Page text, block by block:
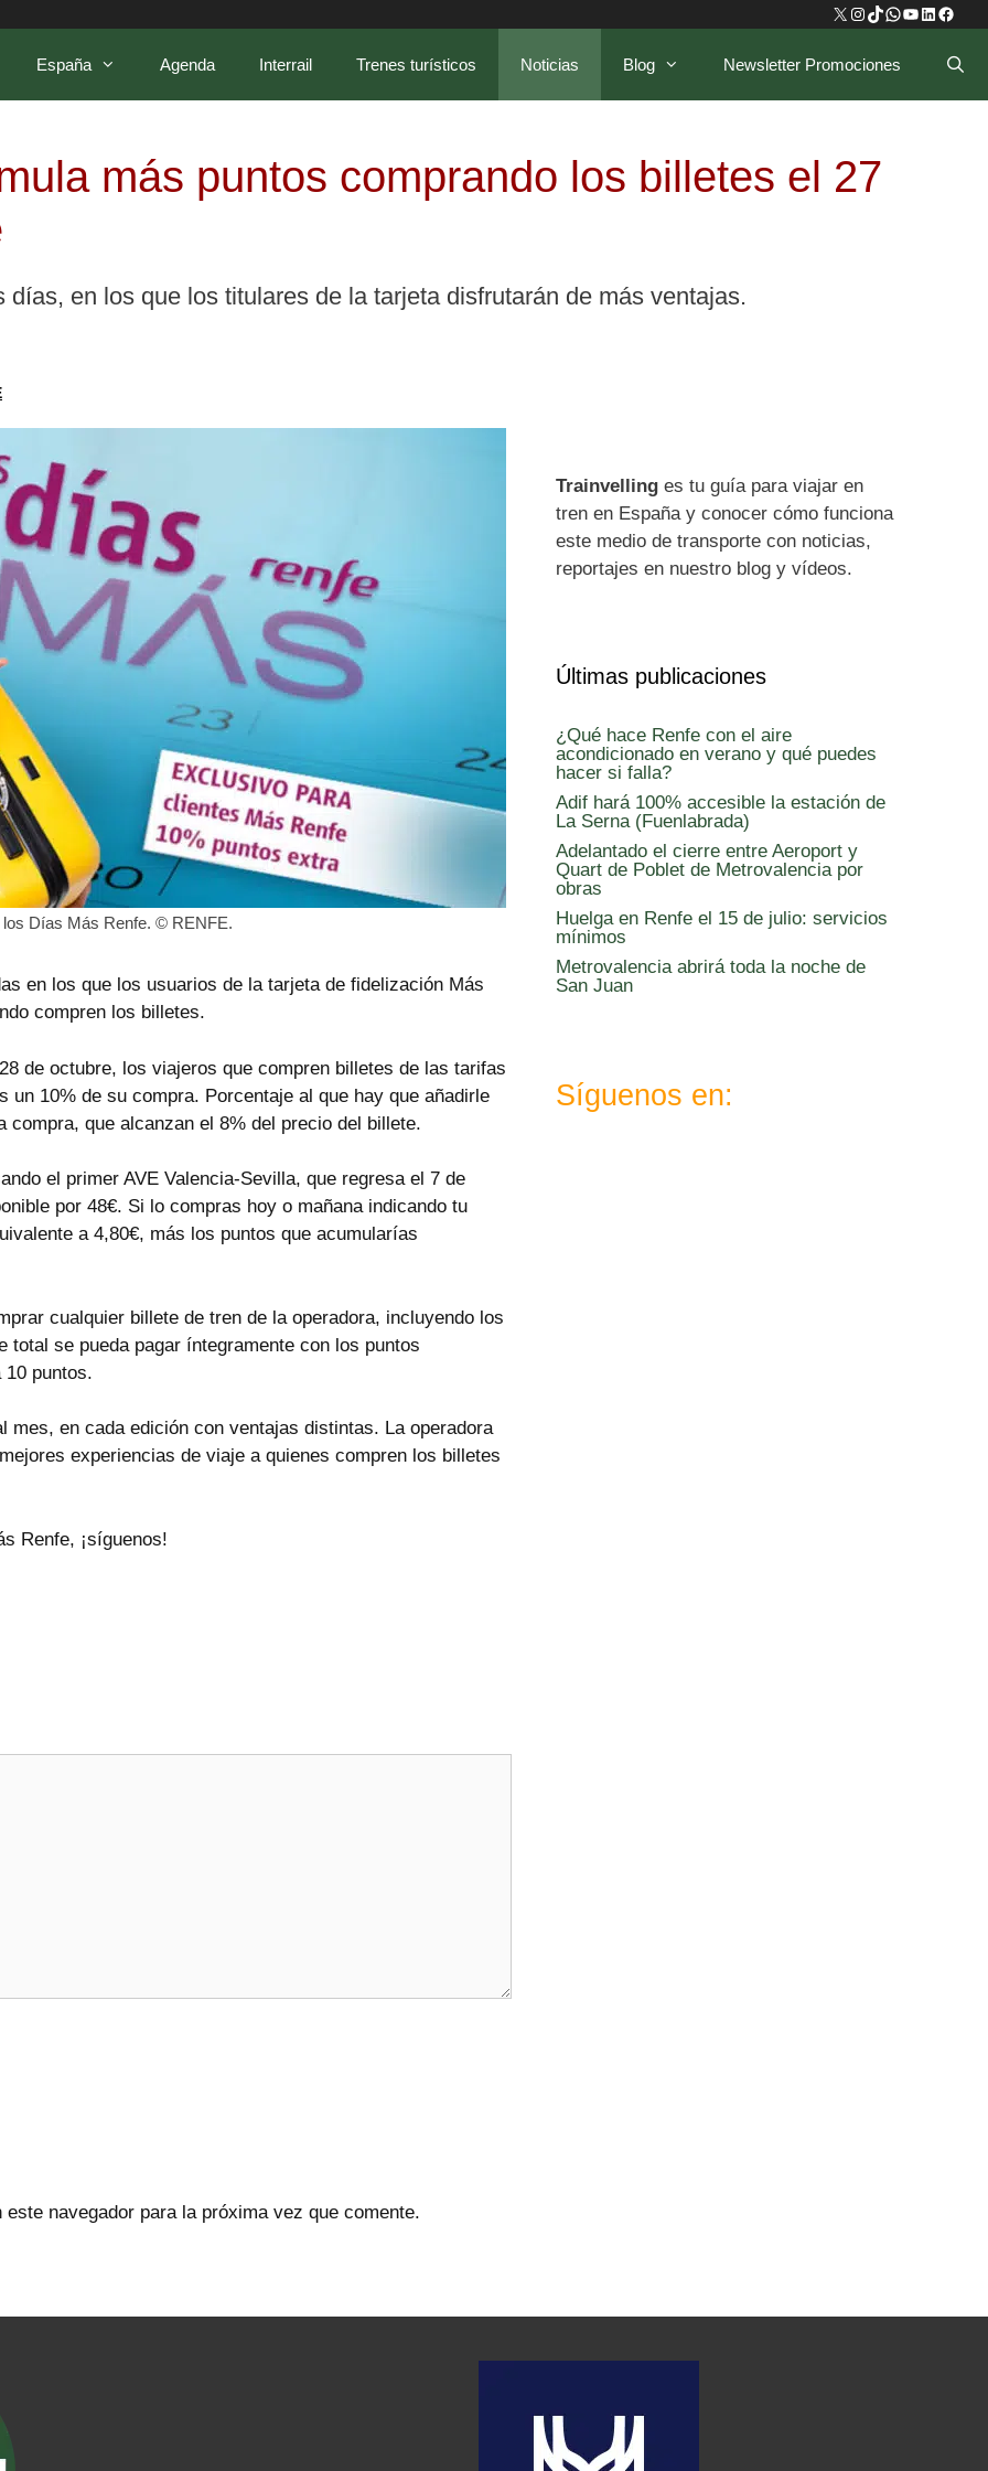
X Instagram
TikTok
WhatsApp
YouTube
LinkedIn
España Agenda Interrail Trenes turísticos Noticias Blog Newsletter Promociones
más puntos comprando los billetes el 27
en los que los titulares de la tarjeta disfrutarán de más ventajas.
los Días Más Renfe. © RENFE.
en los que los usuarios de la tarjeta de fidelización Más
compren los billetes.
de octubre, los viajeros que compren billetes de las tarifas
un 10% de su compra. Porcentaje al que hay que añadirle
compra, que alcanzan el 8% del precio del billete.
el primer AVE Valencia-Sevilla, que regresa el 7 de
por 48€. Si lo compras hoy o mañana indicando tu
a 4,80€, más los puntos que acumularías
cualquier billete de tren de la operadora, incluyendo los
se pueda pagar íntegramente con los puntos
10 puntos.
en cada edición con ventajas distintas. La operadora
experiencias de viaje a quienes compren los billetes
Renfe, ¡síguenos!
navegador para la próxima vez que comente.
Trainvelling es tu guía para viajar en
tren en España y conocer cómo funciona
este medio de transporte con noticias,
reportajes en nuestro blog y vídeos.
Últimas publicaciones
¿Qué hace Renfe con el aire
acondicionado en verano y qué puedes
hacer si falla?
Adif hará 100% accesible la estación de
La Serna (Fuenlabrada)
Adelantado el cierre entre Aeroport y
Quart de Poblet de Metrovalencia por
obras
Huelga en Renfe el 15 de julio: servicios
mínimos
Metrovalencia abrirá toda la noche de
San Juan
Síguenos en: